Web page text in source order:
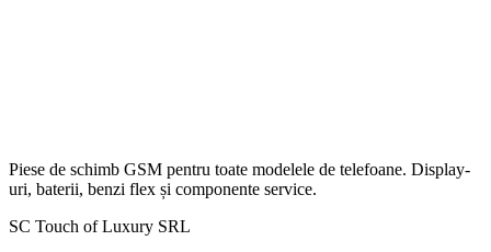
Piese de schimb GSM pentru toate modelele de telefoane. Display-
uri, baterii, benzi flex și componente service.
SC Touch of Luxury SRL